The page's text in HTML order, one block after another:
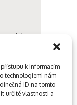
k informacím
technologiemi nám
ID na tomto
určité vlastnosti a
kutululu